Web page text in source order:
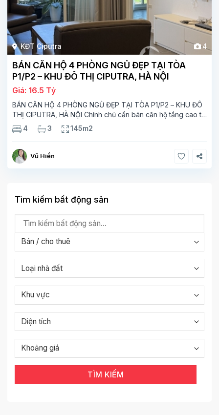
KĐT Ciputra 4
BÁN CĂN HỘ 4 PHÒNG NGỦ ĐẸP TẠI TÒA
P1/P2 – KHU ĐÔ THỊ CIPUTRA, HÀ NỘI
Giá: 16.5 Tỷ
BÁN CĂN HỘ 4 PHÒNG NGỦ ĐẸP TẠI TÒA P1/P2 – KHU ĐÔ
THỊ CIPUTRA, HÀ NỘI Chính chủ cần bán căn hộ tầng cao tại
tòa P1/P2 khu đô thị quốc tế Ciputra – một trong những khu
đô thị
4 3 145m2
Vũ Hiền
Tìm kiếm bất động sản
TÌM KIẾM